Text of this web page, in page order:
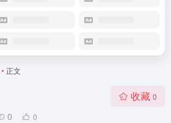
• 正文
0 0
收藏 0